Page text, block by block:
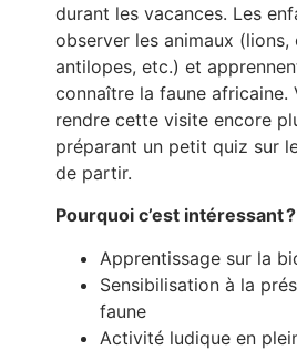
durant les vacances. Les
observer les animaux (lions,
antilopes, etc.) et
connaître la faune africaine.
rendre cette visite encore
préparant un petit quiz sur
de partir.
Pourquoi c’est intéressant ?
Apprentissage sur la
Sensibilisation à la
faune
Activité ludique en